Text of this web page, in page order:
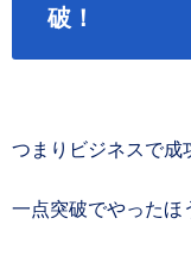
破！
つまりビジネスで成
一点突破でやったほ